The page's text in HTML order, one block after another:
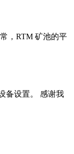
，RTM 矿池的平
备设置。 感谢我